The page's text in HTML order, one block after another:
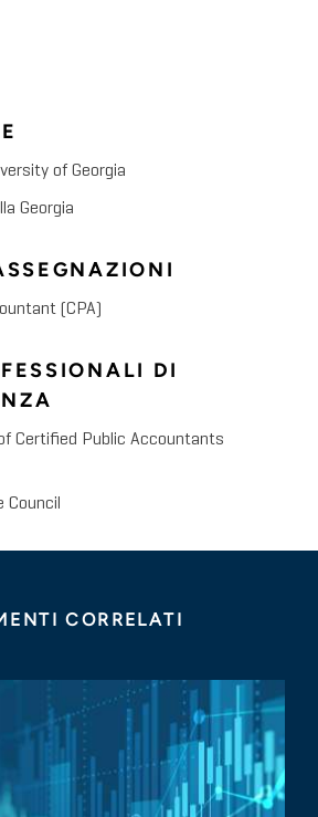
of Georgia
Georgia
(CPA)
DI
Certified Public Accountants
Council
CORRELATI